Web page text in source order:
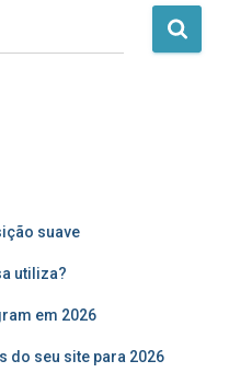
suave
utiliza?
em 2026
do seu site para 2026